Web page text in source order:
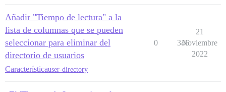
Añadir "Tiempo de lectura" a la
lista de columnas que se pueden
seleccionar para eliminar del
directorio de usuarios
Característicauser-directory
0 346
21
Noviembre
2022